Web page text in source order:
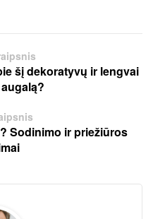
šį dekoratyvų ir lengvai
Sodinimo ir priežiūros